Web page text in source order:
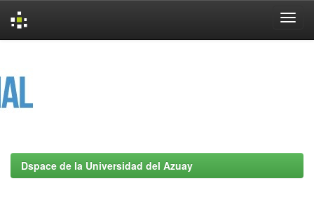
Dspace de la Universidad del Azuay